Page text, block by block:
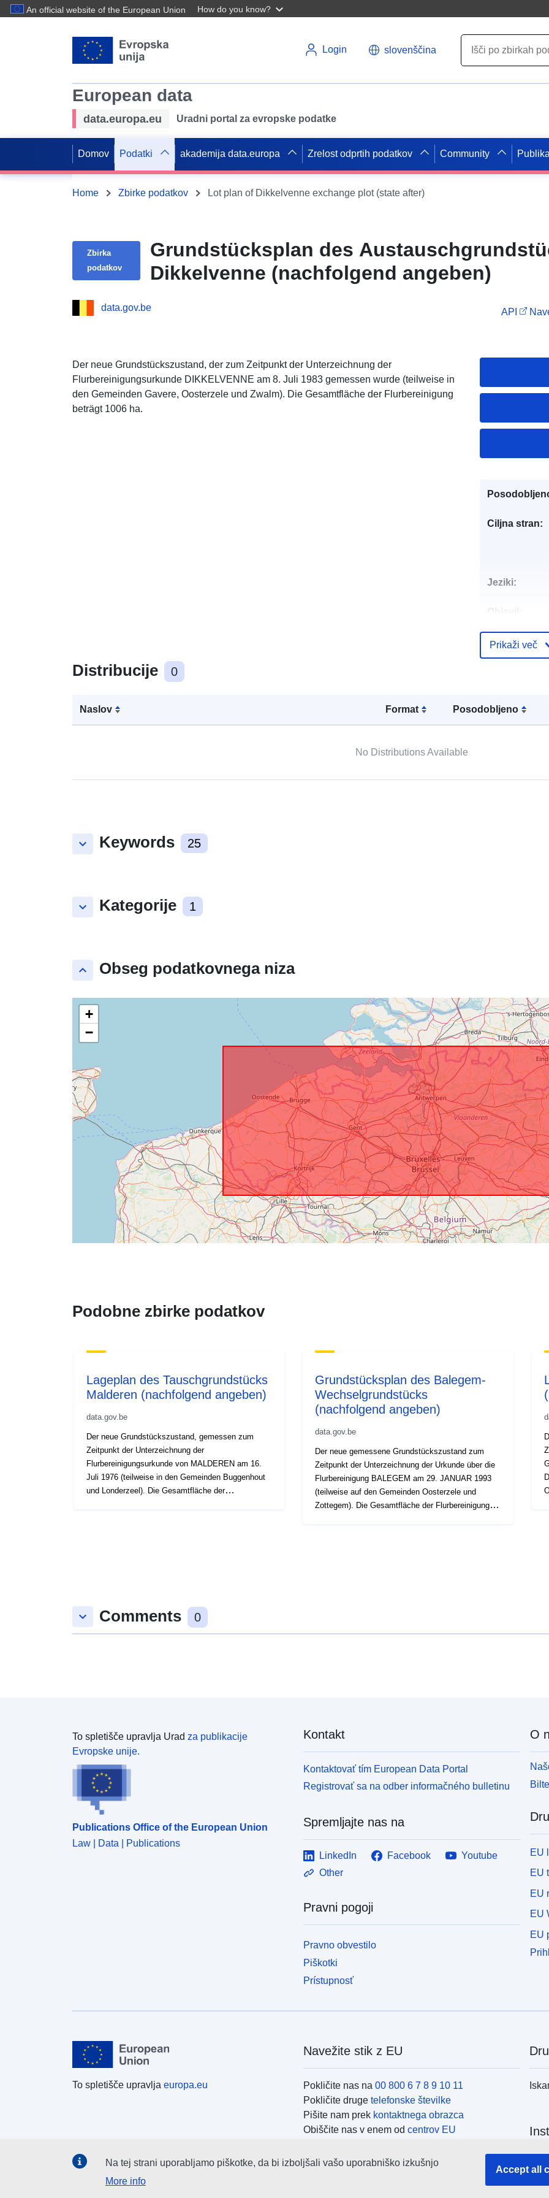
An official website of the European Union How do you know?
Login slovenščina
European data
data.europa.eu Uradni portal za evropske podatke
Domov Podatki akademija data.europa Zrelost odprtih podatkov Community
Home Zbirke podatkov Lot plan of Dikkelvenne exchange plot (state after)
Zbirka
podatkov
Grundstücksplan des
Dikkelvenne (nachfolgend angeben)
data.gov.be API
Der neue Grundstückszustand, der zum Zeitpunkt der Unterzeichnung der
Flurbereinigungsurkunde DIKKELVENNE am 8. Juli 1983 gemessen wurde (teilweise in
den Gemeinden Gavere, Oosterzele und Zwalm). Die Gesamtfläche der Flurbereinigung
beträgt 1006 ha.
Distribucije 0
Naslov Format Posodobljeno
No Distributions Available
keyboard_arrow_down Keywords 25
keyboard_arrow_down Kategorije 1
keyboard_arrow_up Obseg podatkovnega niza
+
−
Ciljna stran:
Jeziki:
Kontaktne
Izvor:
Drugi
identifikatorji:
uriRef:
Pravice za
dostop:
Prikaži več
Podobne zbirke podatkov
Lageplan des Tauschgrundstücks
Malderen (nachfolgend angeben)
data.gov.be
Der neue Grundstückszustand, gemessen zum
Zeitpunkt der Unterzeichnung der
Flurbereinigungsurkunde von MALDEREN am 16.
Juli 1976 (teilweise in den Gemeinden Buggenhout
und Londerzeel). Die Gesamtfläche der
Grundstücksplan des Balegem-
Wechselgrundstücks
(nachfolgend angeben)
data.gov.be
Der neue gemessene Grundstückszustand zum
Zeitpunkt der Unterzeichnung der Urkunde über die
Flurbereinigung BALEGEM am 29. JANUAR 1993
(teilweise auf den Gemeinden Oosterzele und
Zottegem). Die Gesamtfläche der Flurbereinigung
keyboard_arrow_down Comments 0
To spletišče upravlja Urad za publikacije
Evropske unije.
Publications Office of the European Union
Law | Data | Publications
Kontakt
Kontaktovať tím European Data Portal
Registrovať sa na odber informačného bulletinu
Spremljajte nas na
LinkedIn Facebook
Youtube
Other
Pravni pogoji
Pravno obvestilo
Piškotki
Prístupnosť
O
EU
EU
EU
EU
EU
To spletišče upravlja europa.eu
Navežite stik z EU
Pokličite nas na 00 800 6 7 8 9 10 11
Pokličite druge telefonske številke
Pišite nam prek kontaktnega obrazca
Obiščite nas v enem od centrov EU
Na tej strani uporabljamo piškotke, da bi izboljšali vašo uporabniško izkušnjo
More info
Accept all